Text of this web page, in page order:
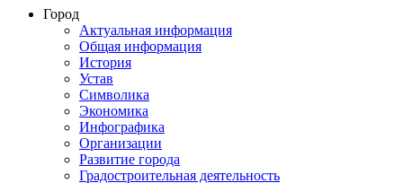
Город
Актуальная информация
Общая информация
История
Устав
Символика
Экономика
Инфографика
Организации
Развитие города
Градостроительная деятельность